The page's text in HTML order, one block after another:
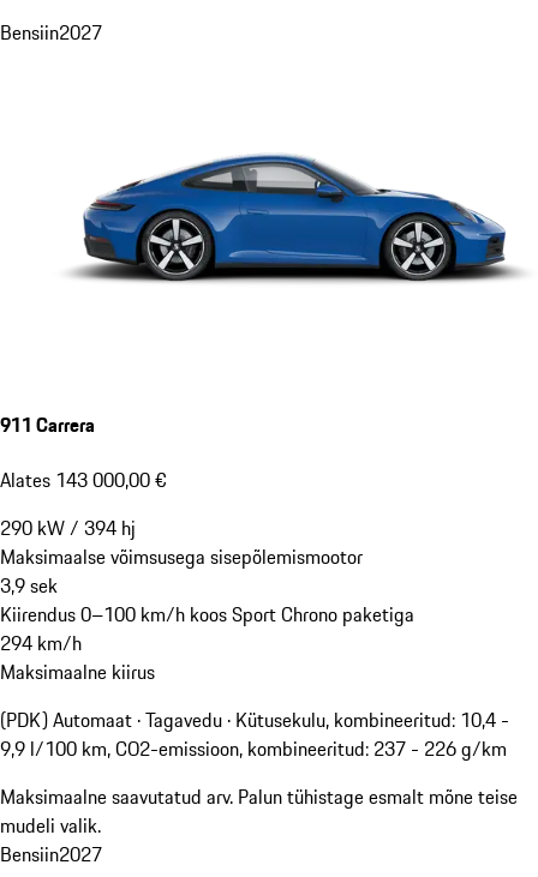
Bensiin2027
911 Carrera
Alates 143 000,00 €
290 kW/ 394 hj
Maksimaalse võimsusega sisepõlemismootor
3,9sek
Kiirendus 0–100 km/h koos Sport Chrono paketiga
294 km/h
Maksimaalne kiirus
(PDK) Automaat · Tagavedu · Kütusekulu, kombineeritud: 10,4 -
9,9 l/100 km, CO2-emissioon, kombineeritud: 237 - 226 g/km
Maksimaalne saavutatud arv. Palun tühistage esmalt mõne teise
mudeli valik.
Bensiin2027